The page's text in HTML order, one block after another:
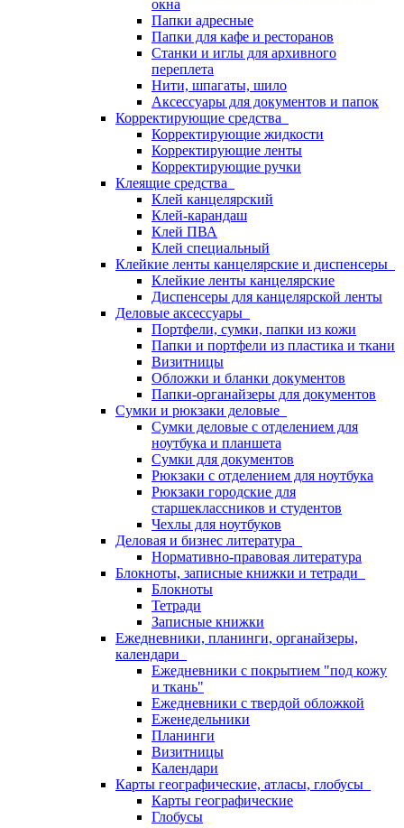
окна
Папки адресные
Папки для кафе и ресторанов
Станки и иглы для архивного
переплета
Нити, шпагаты, шило
Аксессуары для документов и папок
Корректирующие средства
Корректирующие жидкости
Корректирующие ленты
Корректирующие ручки
Клеящие средства
Клей канцелярский
Клей-карандаш
Клей ПВА
Клей специальный
Клейкие ленты канцелярские и диспенсеры
Клейкие ленты канцелярские
Диспенсеры для канцелярской ленты
Деловые аксессуары
Портфели, сумки, папки из кожи
Папки и портфели из пластика и ткани
Визитницы
Обложки и бланки документов
Папки-органайзеры для документов
Сумки и рюкзаки деловые
Сумки деловые с отделением для
ноутбука и планшета
Сумки для документов
Рюкзаки с отделением для ноутбука
Рюкзаки городские для
старшеклассников и студентов
Чехлы для ноутбуков
Деловая и бизнес литература
Нормативно-правовая литература
Блокноты, записные книжки и тетради
Блокноты
Тетради
Записные книжки
Ежедневники, планинги, органайзеры,
календари
Ежедневники с покрытием "под кожу
и ткань"
Ежедневники с твердой обложкой
Еженедельники
Планинги
Визитницы
Календари
Карты географические, атласы, глобусы
Карты географические
Глобусы